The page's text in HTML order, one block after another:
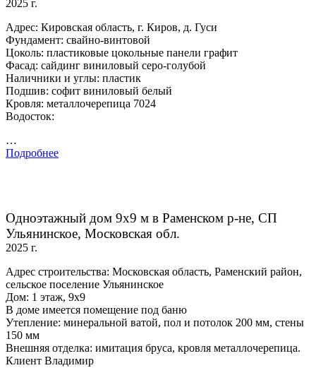
2025 г.
Адрес: Кировская область, г. Киров, д. Гуси
Фундамент: свайно-винтовой
Цоколь: пластиковые цокольные панели графит
Фасад: сайдинг виниловый серо-голубой
Наличники и углы: пластик
Подшив: софит виниловый белый
Кровля: металлочерепица 7024
Водосток:
…
Подробнее
Одноэтажный дом 9х9 м в Раменском р-не, СП
Ульянинское, Московская обл.
2025 г.
Адрес строительства: Московская область, Раменский район,
сельское поселение Ульянинское
Дом: 1 этаж, 9х9
В доме имеется помещение под баню
Утепление: минеральной ватой, пол и потолок 200 мм, стены
150 мм
Внешняя отделка: имитация бруса, кровля металлочерепица.
Клиент Владимир